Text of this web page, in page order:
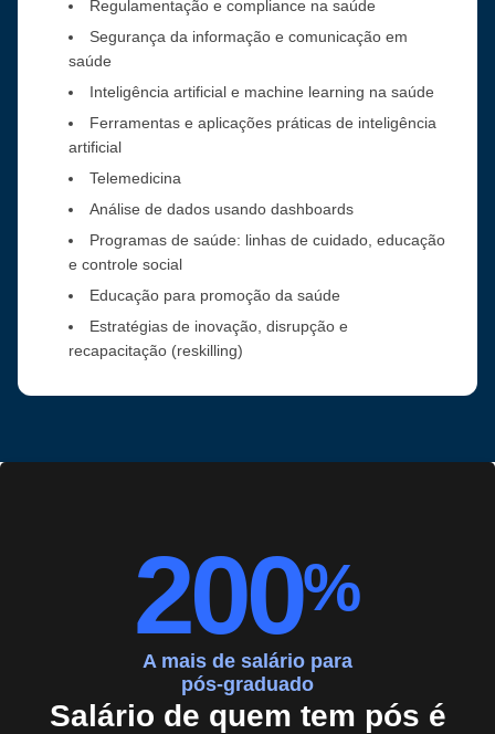
Regulamentação e compliance na saúde
Segurança da informação e comunicação em
saúde
Inteligência artificial e machine learning na saúde
Ferramentas e aplicações práticas de inteligência
artificial
Telemedicina
Análise de dados usando dashboards
Programas de saúde: linhas de cuidado, educação
e controle social
Educação para promoção da saúde
Estratégias de inovação, disrupção e
recapacitação (reskilling)
200%
A mais de salário para
pós-graduado
Salário de quem tem pós é